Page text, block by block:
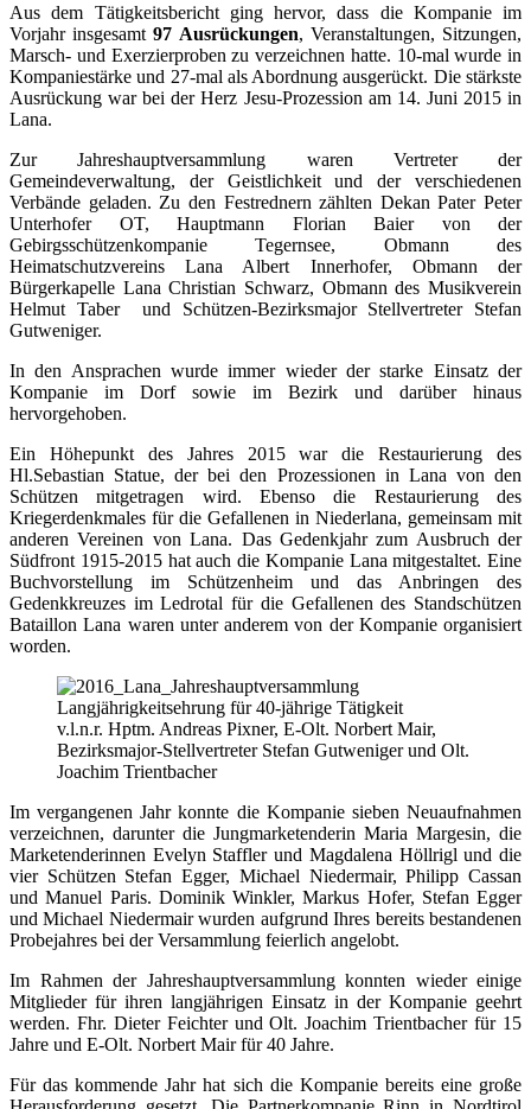
Aus dem Tätigkeitsbericht ging hervor, dass die Kompanie im
Vorjahr insgesamt97 Ausrückungen, Veranstaltungen, Sitzungen,
Marsch- und Exerzierproben zu verzeichnen hatte. 10-mal wurde in
Kompaniestärke und 27-mal als Abordnung ausgerückt. Die stärkste
Ausrückung war bei der Herz Jesu-Prozession am 14. Juni 2015 in
Lana.
Zur Jahreshauptversammlung waren Vertreter der
Gemeindeverwaltung, der Geistlichkeit und der verschiedenen
Verbände geladen. Zu den Festrednern zählten Dekan Pater Peter
Unterhofer OT, Hauptmann Florian Baier von der
Gebirgsschützenkompanie Tegernsee, Obmann des
Heimatschutzvereins Lana Albert Innerhofer, Obmann der
Bürgerkapelle Lana Christian Schwarz, Obmann des Musikverein
Helmut Taber und Schützen-Bezirksmajor Stellvertreter Stefan
Gutweniger.
In den Ansprachen wurde immer wieder der starke Einsatz der
Kompanie im Dorf sowie im Bezirk und darüber hinaus
hervorgehoben.
Ein Höhepunkt des Jahres 2015 war die Restaurierung des
Hl.Sebastian Statue, der bei den Prozessionen in Lana von den
Schützen mitgetragen wird. Ebenso die Restaurierung des
Kriegerdenkmales für die Gefallenen in Niederlana, gemeinsam mit
anderen Vereinen von Lana. Das Gedenkjahr zum Ausbruch der
Südfront 1915-2015 hat auch die Kompanie Lana mitgestaltet. Eine
Buchvorstellung im Schützenheim und das Anbringen des
Gedenkkreuzes im Ledrotal für die Gefallenen des Standschützen
Bataillon Lana waren unter anderem von der Kompanie organisiert
worden.
Langjährigkeitsehrung für 40-jährige Tätigkeit
v.l.n.r. Hptm. Andreas Pixner, E-Olt. Norbert Mair,
Bezirksmajor-Stellvertreter Stefan Gutweniger und Olt.
Joachim Trientbacher
Im vergangenen Jahr konnte die Kompanie sieben Neuaufnahmen
verzeichnen, darunter die Jungmarketenderin Maria Margesin, die
Marketenderinnen Evelyn Staffler und Magdalena Höllrigl und die
vier Schützen Stefan Egger, Michael Niedermair, Philipp Cassan
und Manuel Paris. Dominik Winkler, Markus Hofer, Stefan Egger
und Michael Niedermair wurden aufgrund Ihres bereits bestandenen
Probejahres bei der Versammlung feierlich angelobt.
Im Rahmen der Jahreshauptversammlung konnten wieder einige
Mitglieder für ihren langjährigen Einsatz in der Kompanie geehrt
werden. Fhr. Dieter Feichter und Olt. Joachim Trientbacher für 15
Jahre und E-Olt. Norbert Mair für 40 Jahre.
Für das kommende Jahr hat sich die Kompanie bereits eine große